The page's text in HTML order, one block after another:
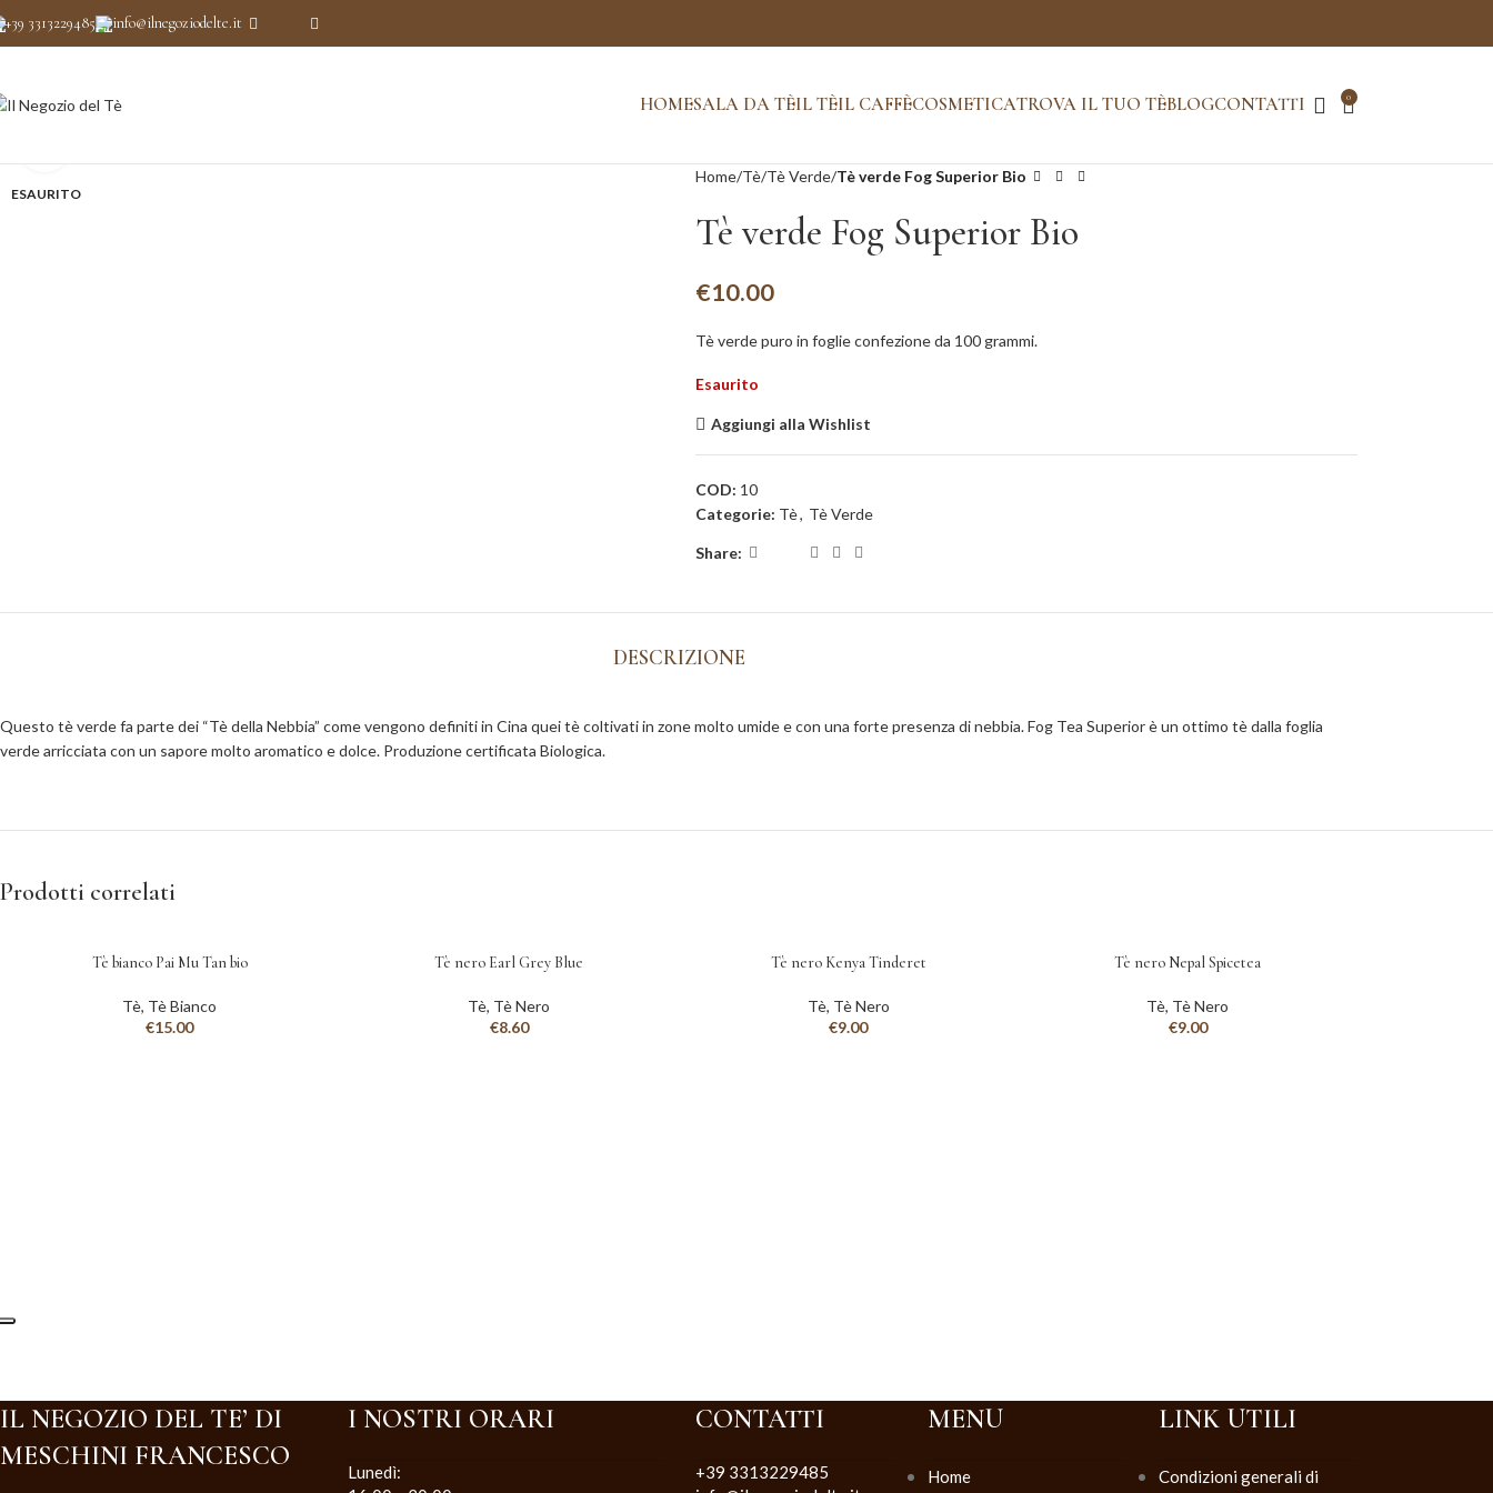
+39 3313229485 info@ilnegoziodelte.it
HOMESALA DA TÈIL TÈIL CAFFÈCOSMETICATROVA IL TUO TÈBLOGCONTATTI 0
ESAURITO
Home Tè Tè Verde Tè verde Fog Superior Bio
Tè verde Fog Superior Bio
€10.00
Tè verde puro in foglie confezione da 100 grammi.
Esaurito
Aggiungi alla Wishlist
COD: 10
Categorie: Tè, Tè Verde
Share:
DESCRIZIONE
Questo tè verde fa parte dei “Tè della Nebbia” come vengono definiti in Cina quei tè coltivati in zone molto umide e con una forte presenza di nebbia. Fog Tea Superior è un ottimo tè dalla foglia
verde arricciata con un sapore molto aromatico e dolce. Produzione certificata Biologica.
Prodotti correlati
Tè bianco Pai Mu Tan bio
Tè, Tè Bianco
€15.00
Tè nero Earl Grey Blue
Tè, Tè Nero
€8.60
Tè nero Kenya Tinderet
Tè, Tè Nero
€9.00
Tè nero Nepal Spicetea
Tè, Tè Nero
€9.00
IL NEGOZIO DEL TE’ DI
MESCHINI FRANCESCO
I NOSTRI ORARI
Lunedì:
CONTATTI
+39 3313229485
MENU
Home
LINK UTILI
Condizioni generali di